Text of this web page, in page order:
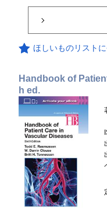
ほしいものリスト
Handbook of
h ed.